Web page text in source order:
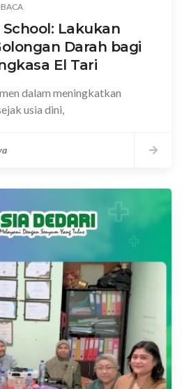
Lakukan
Darah bagi
El Tari
dalam meningkatkan
usia dini,